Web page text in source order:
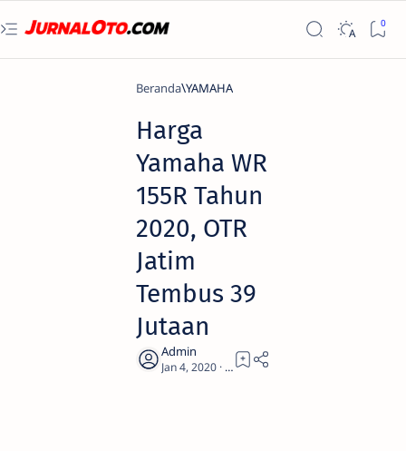
Beranda YAMAHA
Harga
Yamaha WR
155R Tahun
2020, OTR
Jatim
Tembus 39
Jutaan
2